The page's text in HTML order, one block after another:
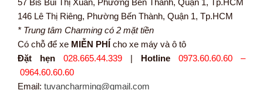
57 Bis Bùi Thị Xuân, Phường Bến Thành, Quận 1, Tp.HCM
146 Lê Thị Riêng, Phường Bến Thành, Quận 1, Tp.HCM
* Trung tâm Charming có 2 mặt tiền
Có chỗ để xe MIỄN PHÍ cho xe máy và ô tô
Đặt hẹn
028.665.44.339 | Hotline
0973.60.60.60 –
0964.60.60.60
Email: tuvancharming@gmail.com